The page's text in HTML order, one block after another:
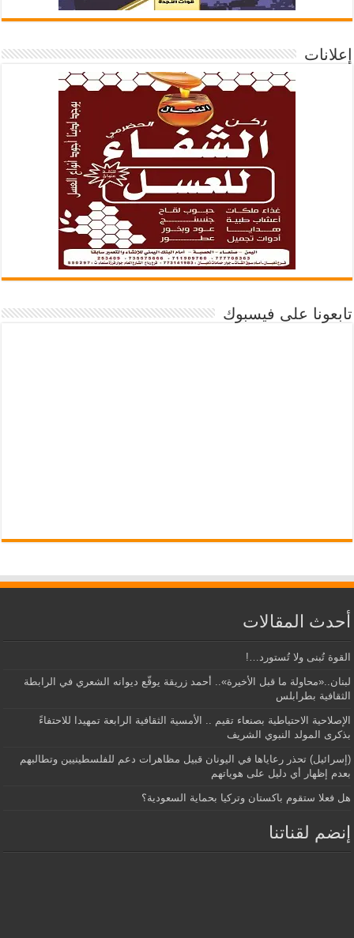
إعلانات
تابعونا على فيسبوك
أحدث المقالات
القوة تُبنى ولا تُستورد…!
لبنان..«محاولة ما قبل الأخيرة».. أحمد زريقة يوقّع ديوانه الشعري في الرابطة
الثقافية بطرابلس
الإصلاحية الاحتياطية بصنعاء تقيم .. الأمسية الثقافية الرابعة تمهيدا للاحتفاءً
بذكرى المولد النبوي الشريف
(إسرائيل) تحذر رعاياها في اليونان قبيل مظاهرات دعم للفلسطينيين وتطالبهم
بعدم إظهار أي دليل على هوياتهم
هل فعلا ستقوم باكستان وتركيا بحماية السعودية؟
إنضم لقناتنا